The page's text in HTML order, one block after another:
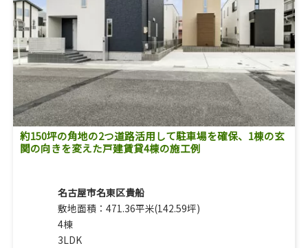
約150坪の角地の2つ道路活用して駐車場を確保、1棟の玄
関の向きを変えた戸建賃貸4棟の施工例
名古屋市名東区貴船
敷地面積：471.36平米(142.59坪)
4棟
3LDK